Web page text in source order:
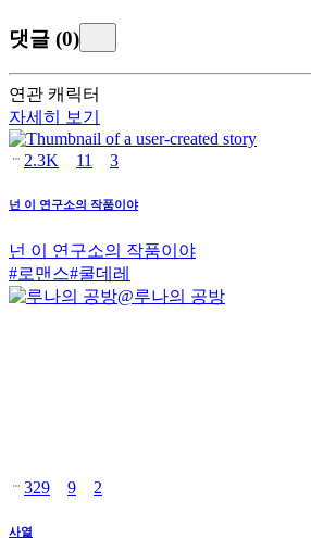
댓글 (0)
연관 캐릭터
자세히 보기
2.3K 11 3
넌 이 연구소의 작품이야
넌 이 연구소의 작품이야
#로맨스#쿨데레
@루나의 공방
329 9 2
사열